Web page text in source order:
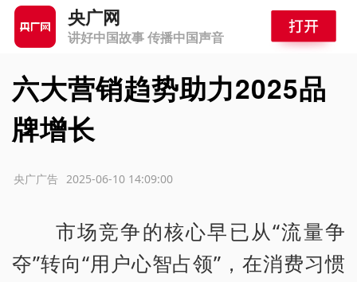
央广网
讲好中国故事 传播中国声音
六大营销趋势助力2025品
牌增长
2025-06-10 14:09:00
央广广告
市场竞争的核心早已从“流量争
夺”转向“用户心智占领”，在消费习惯